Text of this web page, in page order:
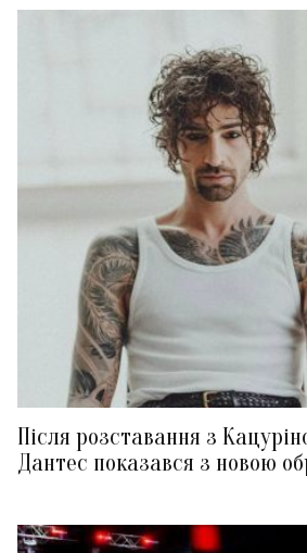
Після розставання з
Дантес показався з новою